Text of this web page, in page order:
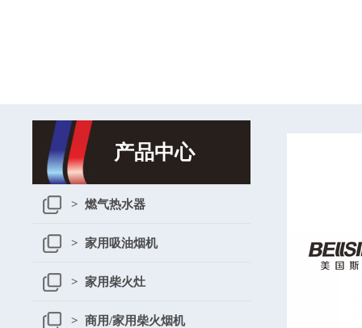
产品中心
> 燃气热水器
> 家用吸油烟机
> 家用柴火灶
> 商用/家用柴火烟机